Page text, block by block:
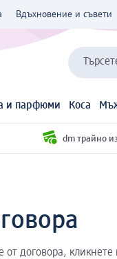
Вдъхновение и съвети
и парфюми Коса
dm трайно
от договора,